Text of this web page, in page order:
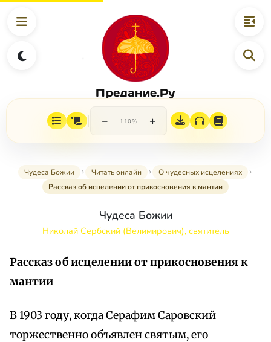
Предание.Ру
− 110% +
Чудеса Божии Читать онлайн
О чудесных исцелениях
Рассказ об исцелении от прикосновения к мантии
Чудеса Божии
Николай Сербский (Велимирович), святитель
Рассказ об исцелении от прикосновения к
мантии
В 1903 году, когда Серафим Саровский
торжественно объявлен святым, его